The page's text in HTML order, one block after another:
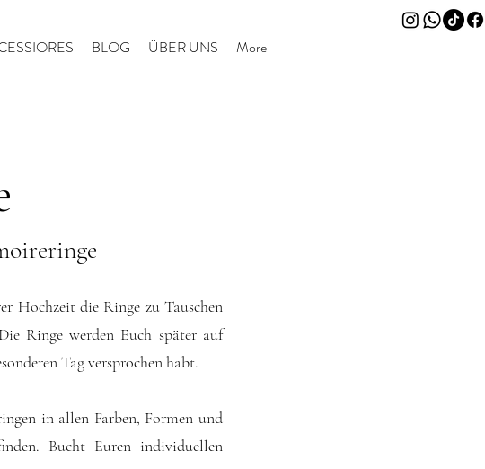
BLOG ÜBER UNS More
Hochzeit die Ringe zu Tauschen
Ringe werden Euch später auf
Tag versprochen habt.
in allen Farben, Formen und
Bucht Euren individuellen